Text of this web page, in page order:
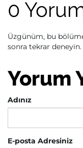
0
Üzgünüm, bu
sonra tekrar deneyin.
Yorum
Adınız
E-posta Adresiniz